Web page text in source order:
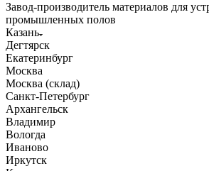
Завод-производитель материалов для
промышленных полов
Казань
Дегтярск
Екатеринбург
Москва
Москва (склад)
Санкт-Петербург
Архангельск
Владимир
Вологда
Иваново
Иркутск